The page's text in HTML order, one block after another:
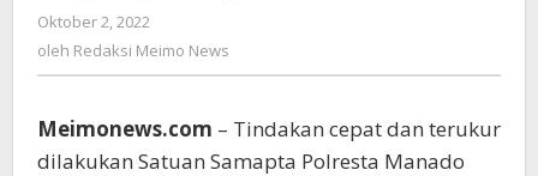
Polresta
Datangi
TKP
Oktober 2, 2022
Redaksi
oleh Redaksi Meimo News
Meimonews.com – Tindakan cepat dan terukur
dilakukan Satuan Samapta Polresta Manado